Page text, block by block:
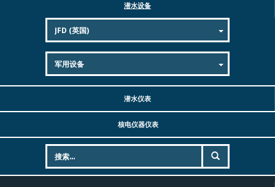
潜水设备
潜水仪表
核电仪器仪表